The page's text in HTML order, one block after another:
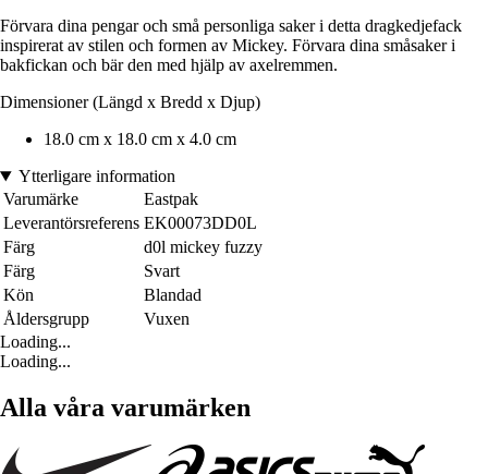
Förvara dina pengar och små personliga saker i detta dragkedjefack
inspirerat av stilen och formen av Mickey. Förvara dina småsaker i
bakfickan och bär den med hjälp av axelremmen.
Dimensioner (Längd x Bredd x Djup)
18.0 cm x 18.0 cm x 4.0 cm
Ytterligare information
Varumärke
Eastpak
Leverantörsreferens EK00073DD0L
Färg
d0l mickey fuzzy
Färg
Svart
Kön
Blandad
Åldersgrupp
Vuxen
Loading...
Loading...
Alla våra varumärken